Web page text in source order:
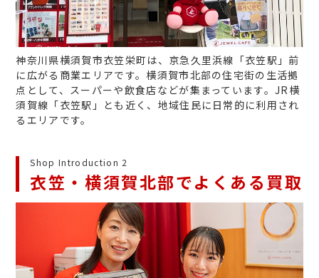
神奈川県横須賀市衣笠栄町は、京急久里浜線「衣笠駅」前
に広がる商業エリアです。横須賀市北部の住宅街の生活拠
点として、スーパーや飲食店などが集まっています。JR横
須賀線「衣笠駅」とも近く、地域住民に日常的に利用され
るエリアです。
Shop Introduction 2
衣笠・横須賀北部でよくある買取